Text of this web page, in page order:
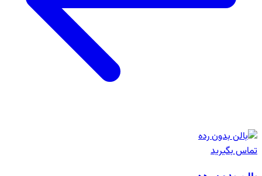
تماس بگیرید